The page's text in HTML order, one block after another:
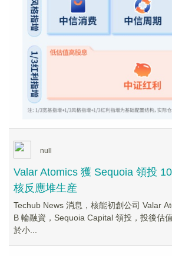
null
Valar Atomics 獲 Sequoia 領投
核反應堆生産
Techub News 消息，核能初創公司 Valar
B 輪融資，Sequoia Capital 領投，投後估
於小...